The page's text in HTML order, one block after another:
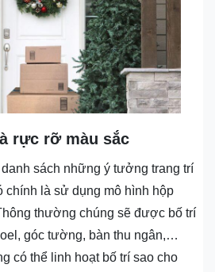
rực rỡ màu sắc
sách những ý tưởng trang trí
chính là sử dụng mô hình hộp
thường chúng sẽ được bố trí
góc tường, bàn thu ngân,…
có thể linh hoạt bố trí sao cho